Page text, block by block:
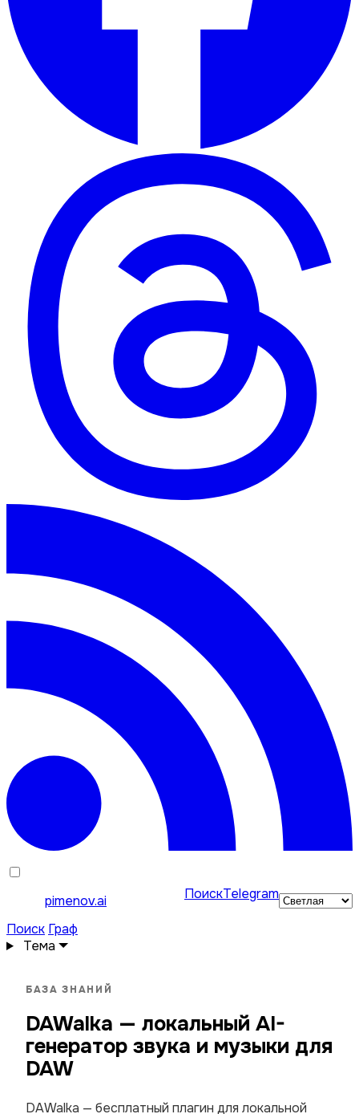
pimenov.ai ПоискTelegram
Поиск Граф
Тема
БАЗА ЗНАНИЙ
DAWalka — локальный AI-
генератор звука и музыки для
DAW
DAWalka — бесплатный плагин для локальной